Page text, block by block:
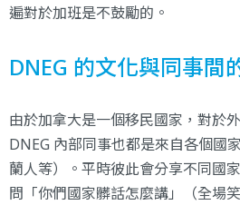
遍對於加班是不鼓勵的。
DNEG 的文化與同事間
由於加拿大是一個移民國家，對於
DNEG 內部同事也都是來自各個國
蘭人等）。平時彼此會分享不同國
問「你們國家髒話怎麼講」（全場